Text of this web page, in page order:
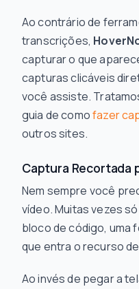
Ao contrário de
transcrições,
capturar o que
capturas clicáveis
você assiste.
guia de comofazer
outros sites.
Captura Recortada
Nem sempre você
vídeo. Muitas vezes
bloco de código, uma
que entra o recurso de
Ao invés de pegar a